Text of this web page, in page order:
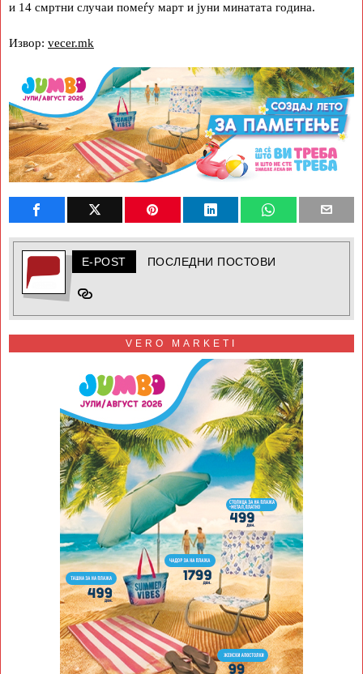
и 14 смртни случаи помеѓу март и јуни минатата година.
Извор: vecer.mk
E-POST ПОСЛЕДНИ ПОСТОВИ
VERO MARKETI